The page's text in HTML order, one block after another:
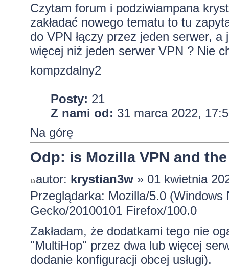
Czytam forum i podziwiampana
zakładać nowego tematu to tu
do VPN łączy przez jeden serwer, a
więcej niż jeden serwer VPN ? Nie
kompzdalny2
Posty: 21
Z nami od: 31 marca 2022,
Na górę
Odp: is Mozilla VPN and
autor: krystian3w» 01 kwietnia
Przeglądarka: Mozilla/5.0
Gecko/20100101 Firefox/100.0
Zakładam, że dodatkami tego nie
"MultiHop" przez dwa lub więcej
dodanie konfiguracji obcej usługi).